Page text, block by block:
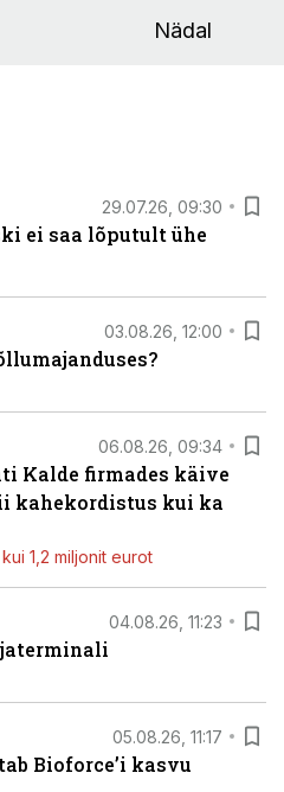
Nädal
29.07.26, 09:30
ei saa lõputult ühe
03.08.26, 12:00
06.08.26, 09:34
Kalde firmades käive
kahekordistus kui ka
1,2 miljonit eurot
04.08.26, 11:23
05.08.26, 11:17
Bioforce’i kasvu